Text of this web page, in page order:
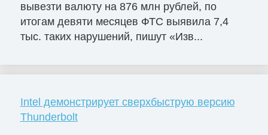
вывезти валюту на 876 млн рублей, по
итогам девяти месяцев ФТС выявила 7,4
тыс. таких нарушений, пишут «Изв...
Intel демонстрирует сверхбыструю версию
Thunderbolt